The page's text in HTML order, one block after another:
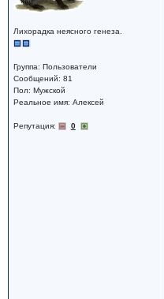
Лихорадка неясного генеза.
Группа: Пользователи
Сообщений: 81
Пол: Мужской
Реальное имя: Алексей
Репутация: 0